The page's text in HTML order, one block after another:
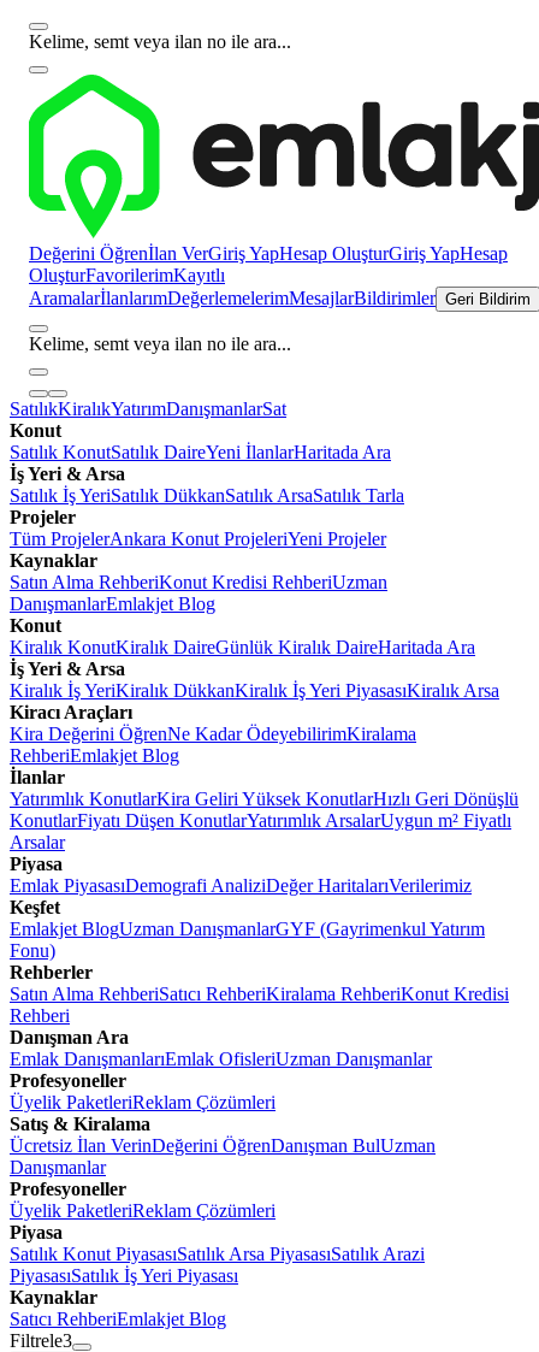
Kelime, semt veya ilan no ile ara...
Değerini Öğrenİlan VerGiriş YapHesap OluşturGiriş YapHesap
OluşturFavorilerimKayıtlı
AramalarİlanlarımDeğerlemelerimMesajlarBildirimler Geri Bildirim
Kelime, semt veya ilan no ile ara...
SatılıkKiralıkYatırımDanışmanlarSat
Konut
Satılık KonutSatılık DaireYeni İlanlarHaritada Ara
İş Yeri & Arsa
Satılık İş YeriSatılık DükkanSatılık ArsaSatılık Tarla
Projeler
Tüm ProjelerAnkara Konut ProjeleriYeni Projeler
Kaynaklar
Satın Alma RehberiKonut Kredisi RehberiUzman
DanışmanlarEmlakjet Blog
Konut
Kiralık KonutKiralık DaireGünlük Kiralık DaireHaritada Ara
İş Yeri & Arsa
Kiralık İş YeriKiralık DükkanKiralık İş Yeri PiyasasıKiralık Arsa
Kiracı Araçları
Kira Değerini ÖğrenNe Kadar ÖdeyebilirimKiralama
RehberiEmlakjet Blog
İlanlar
Yatırımlık KonutlarKira Geliri Yüksek KonutlarHızlı Geri Dönüşlü
KonutlarFiyatı Düşen KonutlarYatırımlık ArsalarUygun m² Fiyatlı
Arsalar
Piyasa
Emlak PiyasasıDemografi AnaliziDeğer HaritalarıVerilerimiz
Keşfet
Emlakjet BlogUzman DanışmanlarGYF (Gayrimenkul Yatırım
Fonu)
Rehberler
Satın Alma RehberiSatıcı RehberiKiralama RehberiKonut Kredisi
Rehberi
Danışman Ara
Emlak DanışmanlarıEmlak OfisleriUzman Danışmanlar
Profesyoneller
Üyelik PaketleriReklam Çözümleri
Satış & Kiralama
Ücretsiz İlan VerinDeğerini ÖğrenDanışman BulUzman
Danışmanlar
Profesyoneller
Üyelik PaketleriReklam Çözümleri
Piyasa
Satılık Konut PiyasasıSatılık Arsa PiyasasıSatılık Arazi
PiyasasıSatılık İş Yeri Piyasası
Kaynaklar
Satıcı RehberiEmlakjet Blog
Filtrele3